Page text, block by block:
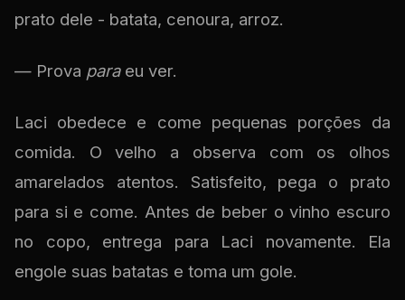
prato dele - batata, cenoura, arroz.
— Prova paraeu ver.
Laci obedece e come pequenas porções da
comida. O velho a observa com os olhos
amarelados atentos. Satisfeito, pega o prato
para si e come. Antes de beber o vinho escuro
no copo, entrega para Laci novamente. Ela
engole suas batatas e toma um gole.